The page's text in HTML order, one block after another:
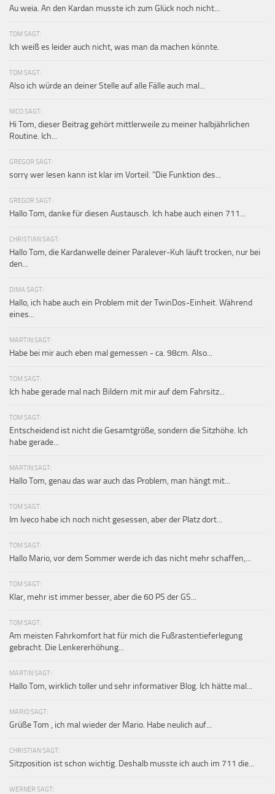
Au weia. An den Kardan musste ich zum Glück noch nicht...
TOM SAGT:
Ich weiß es leider auch nicht, was man da machen könnte.
TOM SAGT:
Also ich würde an deiner Stelle auf alle Fälle auch mal...
NICO SAGT:
Hi Tom, dieser Beitrag gehört mittlerweile zu meiner halbjährlichen
Routine. Ich...
GREGOR SAGT:
sorry wer lesen kann ist klar im Vorteil. "Die Funktion des...
GREGOR SAGT:
Hallo Tom, danke für diesen Austausch. Ich habe auch einen 711...
CHRISTIAN SAGT:
Hallo Tom, die Kardanwelle deiner Paralever-Kuh läuft trocken, nur bei
den...
DIMA SAGT:
Hallo, ich habe auch ein Problem mit der TwinDos-Einheit. Während
eines...
MARTIN SAGT:
Habe bei mir auch eben mal gemessen - ca. 98cm. Also...
TOM SAGT:
Ich habe gerade mal nach Bildern mit mir auf dem Fahrsitz...
TOM SAGT:
Entscheidend ist nicht die Gesamtgröße, sondern die Sitzhöhe. Ich
habe gerade...
MARTIN SAGT:
Hallo Tom, genau das war auch das Problem, man hängt mit...
TOM SAGT:
Im Iveco habe ich noch nicht gesessen, aber der Platz dort...
TOM SAGT:
Hallo Mario, vor dem Sommer werde ich das nicht mehr schaffen,...
TOM SAGT:
Klar, mehr ist immer besser, aber die 60 PS der GS...
TOM SAGT:
Am meisten Fahrkomfort hat für mich die Fußrastentieferlegung
gebracht. Die Lenkererhöhung...
MARTIN SAGT:
Hallo Tom, wirklich toller und sehr informativer Blog. Ich hätte mal...
MARIO SAGT:
Grüße Tom , ich mal wieder der Mario. Habe neulich auf...
CHRISTIAN SAGT:
Sitzposition ist schon wichtig. Deshalb musste ich auch im 711 die...
WERNER SAGT: